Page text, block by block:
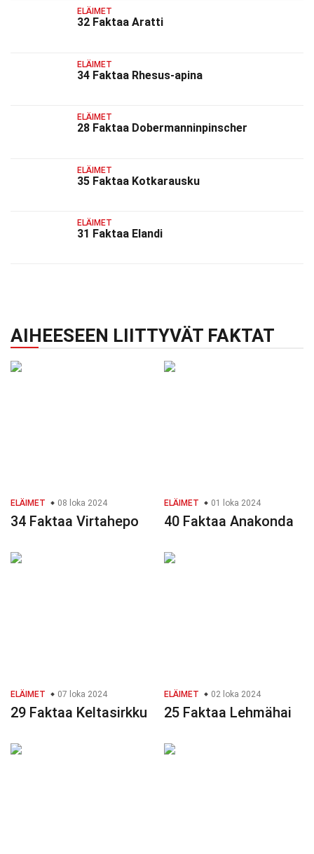
ELÄIMET
32 Faktaa Aratti
ELÄIMET
34 Faktaa Rhesus-apina
ELÄIMET
28 Faktaa Dobermanninpinscher
ELÄIMET
35 Faktaa Kotkarausku
ELÄIMET
31 Faktaa Elandi
AIHEESEEN LIITTYVÄT FAKTAT
ELÄIMET 08 loka 2024
34 Faktaa Virtahepo
ELÄIMET 01 loka 2024
40 Faktaa Anakonda
ELÄIMET 07 loka 2024
29 Faktaa Keltasirkku
ELÄIMET 02 loka 2024
25 Faktaa Lehmähai